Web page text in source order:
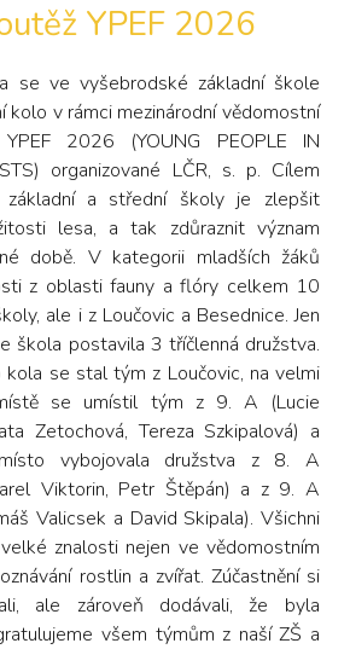
YPEF 2026
se ve vyšebrodské základní škole
kolo v rámci mezinárodní vědomostní
2026 (YOUNG PEOPLE IN
organizované LČR, s. p. Cílem
a střední školy je zlepšit
lesa, a tak zdůraznit význam
době. V kategorii mladších žáků
z oblasti fauny a flóry celkem 10
ale i z Loučovic a Besednice. Jen
škola postavila 3 tříčlenná družstva.
se stal tým z Loučovic, na velmi
se umístil tým z 9. A (Lucie
Zetochová, Tereza Szkipalová) a
vybojovala družstva z 8. A
Viktorin, Petr Štěpán) a z 9. A
Valicsek a David Skipala). Všichni
znalosti nejen ve vědomostním
rostlin a zvířat. Zúčastnění si
ale zároveň dodávali, že byla
všem týmům z naší ZŠ a